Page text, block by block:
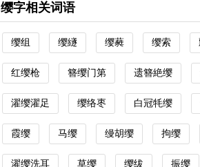
缨字相关词语
缨组 缨繸 缨蕤 缨索
红缨枪 簪缨门第 遗簪絶缨
濯缨濯足 缨络枣 白冠牦缨
霞缨 马缨 缦胡缨 拘缨
濯缨洗耳 草缨 缨绂 振缨